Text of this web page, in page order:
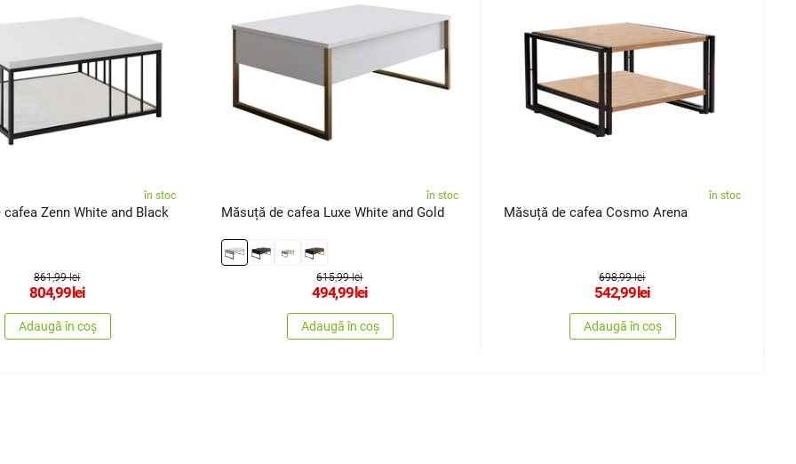
în stoc
Zenn White and Black
861,99 lei
804,99lei
Adaugă în coș
în stoc
Măsuță de cafea Luxe White and Gold
615,99 lei
494,99lei
Adaugă în coș
în stoc
Măsuță de cafea Cosmo Arena
698,99 lei
542,99lei
Adaugă în coș